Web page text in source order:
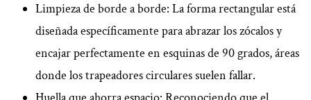
Limpieza de borde a borde:La forma rectangular está
diseñada específicamente para abrazar los zócalos y
encajar perfectamente en esquinas de 90 grados, áreas
donde los trapeadores circulares suelen fallar.